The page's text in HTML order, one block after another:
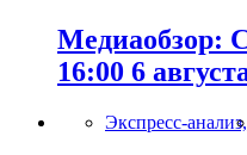
Медиаобзор:
16:00 6
Экспресс-анализ,